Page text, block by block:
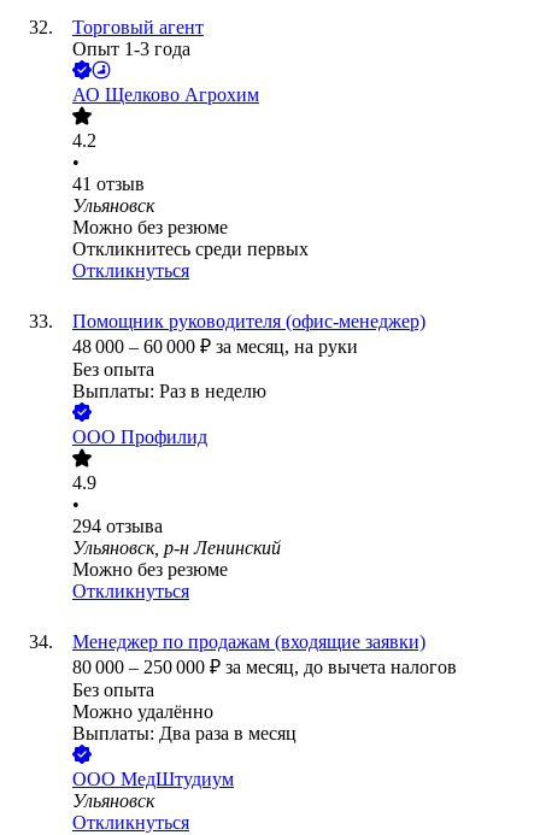
Торговый агент
Опыт 1-3 года
АО Щелково Агрохим
4.2
•
41 отзыв
Ульяновск
Можно без резюме
Откликнитесь среди первых
Откликнуться
Помощник руководителя (офис-менеджер)
48 000 – 60 000 ₽ за месяц, на руки
Без опыта
Выплаты: Раз в неделю
ООО Профилид
4.9
•
294 отзыва
Ульяновск, р-н Ленинский
Можно без резюме
Откликнуться
Менеджер по продажам (входящие заявки)
80 000 – 250 000 ₽ за месяц, до вычета налогов
Без опыта
Можно удалённо
Выплаты: Два раза в месяц
ООО МедШтудиум
Ульяновск
Откликнуться